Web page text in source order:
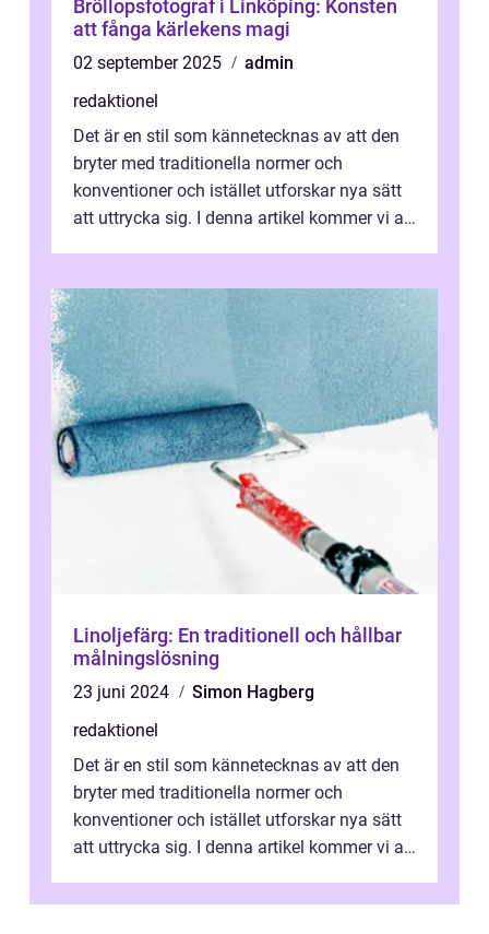
Bröllopsfotograf i Linköping: Konsten
att fånga kärlekens magi
02 september 2025
admin
redaktionel
Det är en stil som kännetecknas av att den
bryter med traditionella normer och
konventioner och istället utforskar nya sätt
att uttrycka sig. I denna artikel kommer vi att
Linoljefärg: En traditionell och hållbar
målningslösning
23 juni 2024
Simon Hagberg
redaktionel
Det är en stil som kännetecknas av att den
bryter med traditionella normer och
konventioner och istället utforskar nya sätt
att uttrycka sig. I denna artikel kommer vi att